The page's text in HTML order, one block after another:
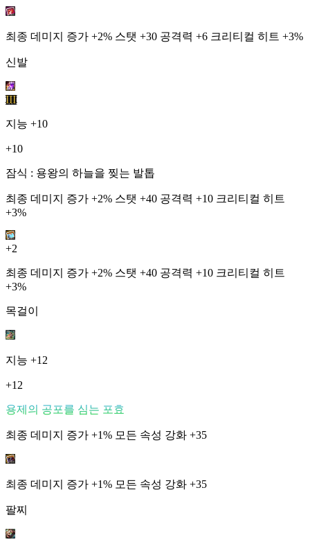
최종 데미지 증가 +2% 스탯 +30 공격력 +6 크리티컬 히트 +3%
신발
III
지능 +10
+10
잠식 : 용왕의 하늘을 찢는 발톱
최종 데미지 증가 +2% 스탯 +40 공격력 +10 크리티컬 히트
+3%
+2
최종 데미지 증가 +2% 스탯 +40 공격력 +10 크리티컬 히트
+3%
목걸이
지능 +12
+12
용제의 공포를 심는 포효
최종 데미지 증가 +1% 모든 속성 강화 +35
최종 데미지 증가 +1% 모든 속성 강화 +35
팔찌